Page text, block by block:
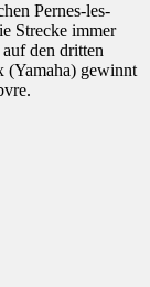
Pernes-les-
Strecke immer
den dritten
(Yamaha) gewinnt